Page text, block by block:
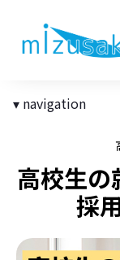
navigation
高校生の
採